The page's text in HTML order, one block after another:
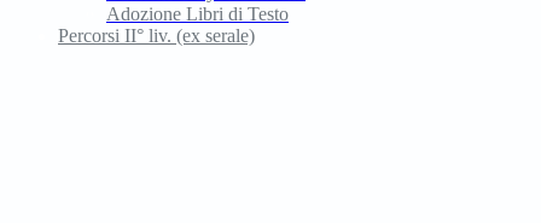
Adozione Libri di Testo
Percorsi II° liv. (ex serale)